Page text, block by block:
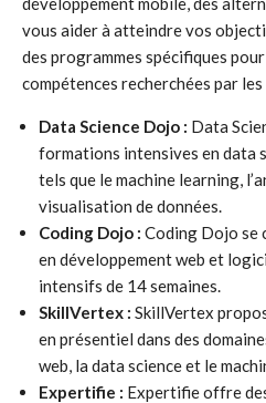
vous aider à atteindre vos
des programmes spécifiques
compétences recherchées par
Data Science Dojo : Data
formations intensives en data
tels que le machine learning,
visualisation de données.
Coding Dojo : Coding Dojo se
en développement web et
intensifs de 14 semaines.
SkillVertex : SkillVertex
en présentiel dans des
web, la data science et le
Expertifie : Expertifie offre